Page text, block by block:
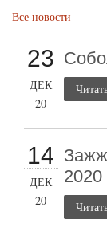
Все новости
23
ДЕК
20
14
ДЕК
20
2020